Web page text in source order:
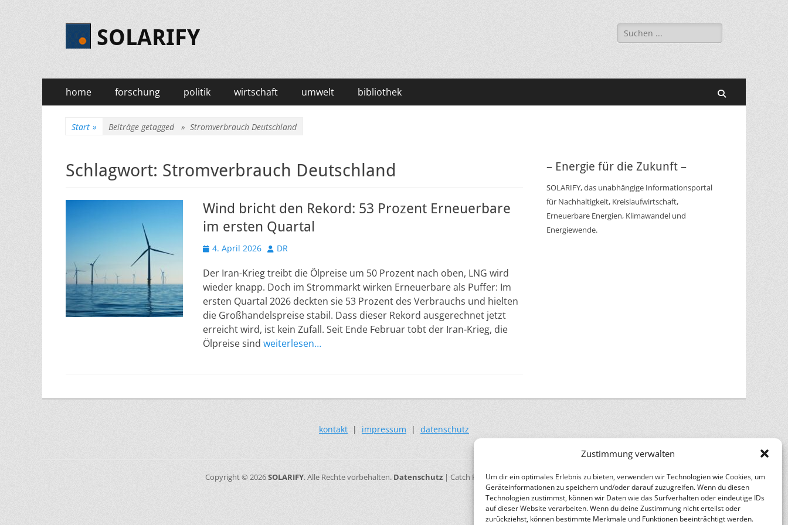
Zustimmung verwalten
Um dir ein optimales Erlebnis zu bieten, verwenden wir Technologien wie Cookies, um
Geräteinformationen zu speichern und/oder darauf zuzugreifen. Wenn du diesen
Technologien zustimmst, können wir Daten wie das Surfverhalten oder eindeutige IDs
auf dieser Website verarbeiten. Wenn du deine Zustimmung nicht erteilst oder
zurückziehst, können bestimmte Merkmale und Funktionen beeinträchtigt werden.
SOLARIFY
Suchen
nach:
Primäres
Menü
Zum
Inhalt
home forschung politik wirtschaft umwelt bibliothek
Start » Beiträge getagged » Stromverbrauch Deutschland
Schlagwort: Stromverbrauch Deutschland
Wind bricht den Rekord: 53 Prozent Erneuerbare
im ersten Quartal
Veröffentlicht
4. April 2026 Autor
DR
Der Iran-Krieg treibt die Ölpreise um 50 Prozent nach oben, LNG wird
wieder knapp. Doch im Strommarkt wirken Erneuerbare als Puffer: Im
ersten Quartal 2026 deckten sie 53 Prozent des Verbrauchs und hielten
die Großhandelspreise stabil. Dass dieser Rekord ausgerechnet jetzt
erreicht wird, ist kein Zufall. Seit Ende Februar tobt der Iran-Krieg, die
Ölpreise sind weiterlesen…
– Energie für die Zukunft –
SOLARIFY, das unabhängige Informationsportal
für Nachhaltigkeit, Kreislaufwirtschaft,
Erneuerbare Energien, Klimawandel und
Energiewende.
kontakt | impressum | datenschutz
Copyright © 2026SOLARIFY. Alle Rechte vorbehalten. Datenschutz| Catch Responsive vonCatch Themes